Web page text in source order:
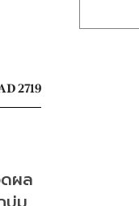
2719
ผล